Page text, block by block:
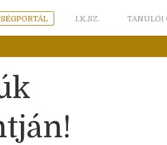
I.K.SZ. TANULÓI